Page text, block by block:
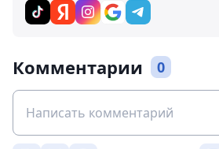
Комментарии 0